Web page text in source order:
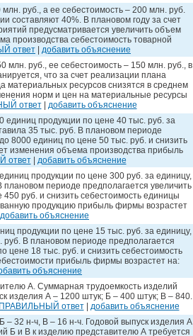
руб., а ее себестоимость – 200 млн. руб.
составляют 40%. В плановом году за счет
предусматривается увеличить объем
производства себестоимость товарной
ответ добавить объяснение
млн. руб., ее себестоимость – 150 млн. руб., в
что за счет реализации плана
материальных ресурсов снизятся в среднем
норм и цен на материальные ресурсы
ответ| добавить объяснение
продукции по цене 40 тыс. руб. за
35 тыс. руб. В плановом периоде
8000 единиц по цене 50 тыс. руб. и снизить
изменения объема производства прибыль
ответ| добавить объяснение
продукции по цене 300 руб. за единицу,
периоде предполагается увеличить
руб. и снизить себестоимость единицы
продукцию прибыль фирмы возрастет
добавить объяснение
продукции по цене 15 тыс. руб. за единицу,
руб. В плановом периоде предполагается
цене 18 тыс. руб. и снизить себестоимость
прибыль фирмы возрастет на:
объяснение
А. Суммарная трудоемкость изделий
изделия А – 1200 штук; Б – 400 штук; В – 840.
ПРАВИЛЬНЫЙ ответ| добавить объяснение
– 32 н-ч, В – 16 н-ч. Годовой выпуск изделия А
Б и В к изделию представителю А требуется